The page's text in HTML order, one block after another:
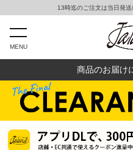
13時迄のご注文は当日発
MENU
商品のお届け